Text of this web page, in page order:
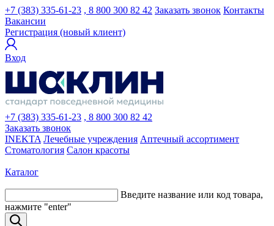
+7 (383) 335-61-23 , 8 800 300 82 42 Заказать звонок Контакты
Вакансии
Регистрация (новый клиент)
Вход
+7 (383) 335-61-23 , 8 800 300 82 42
Заказать звонок
INEKTA Лечебные учреждения Аптечный ассортимент
Стоматология Салон красоты
Каталог
Введите название или код товара,
нажмите "enter"